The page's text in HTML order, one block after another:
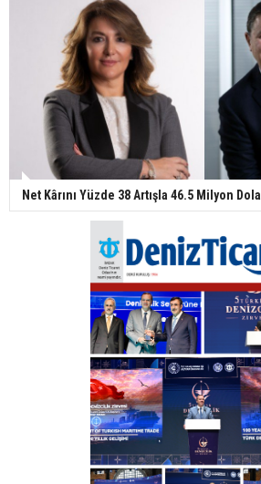
Net Kârını Yüzde 38 Artışla 46.5 Milyon